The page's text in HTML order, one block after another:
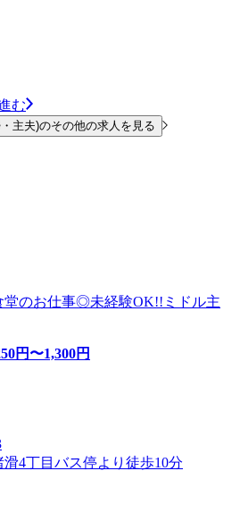
む
主夫)のその他の求人を見る
堂のお仕事◎未経験OK!!ミドル主
円〜1,300円
4丁目バス停より徒歩10分